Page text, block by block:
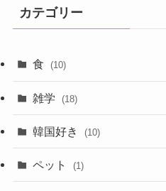
カテゴリー
食 (10)
雑学 (18)
韓国好き (10)
ペット (1)